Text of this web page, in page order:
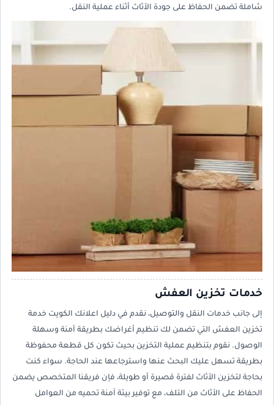
شاملة تضمن الحفاظ على جودة الأثاث أثناء عملية النقل.
خدمات تخزين العفش
إلى جانب خدمات النقل والتوصيل، نقدم في دليل اعلانك الكويت خدمة
تخزين العفش التي تضمن لك تنظيم أغراضك بطريقة آمنة وسهلة
الوصول. نقوم بتنظيم عملية التخزين بحيث تكون كل قطعة محفوظة
بطريقة تسهل عليك البحث عنها واسترجاعها عند الحاجة. سواء كنت
بحاجة لتخزين الأثاث لفترة قصيرة أو طويلة، فإن فريقنا المتخصص يضمن
الحفاظ على الأثاث من التلف، مع توفير بيئة آمنة تحميه من العوامل